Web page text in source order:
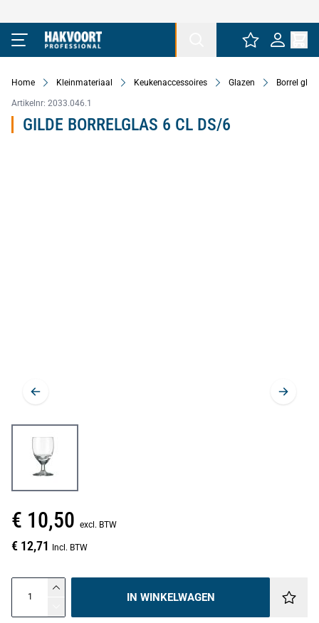
Ga naar de inhoud
Home Kleinmateriaal Keukenaccessoires Glazen Borrel
Artikelnr: 2033.046.1
GILDE BORRELGLAS 6 CL DS/6
€ 10,50 excl. BTW
€ 12,71 Incl. BTW
IN WINKELWAGEN